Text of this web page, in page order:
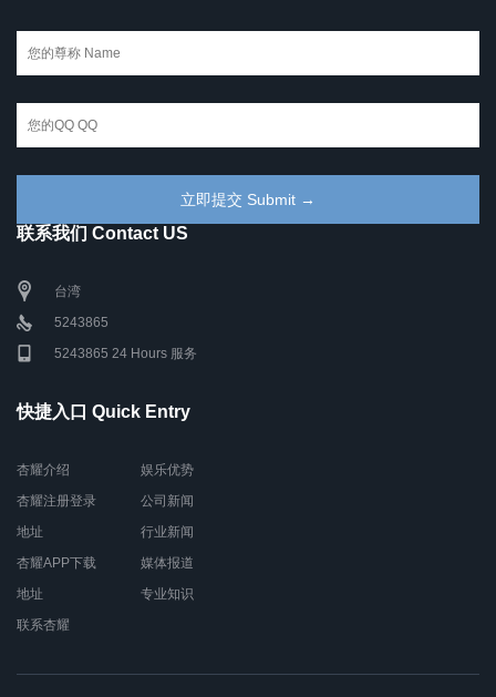
联系我们 Contact US
台湾
5243865
5243865 24 Hours 服务
快捷入口 Quick Entry
杏耀介绍
杏耀注册登录
地址
杏耀APP下载
地址
联系杏耀
娱乐优势
公司新闻
行业新闻
媒体报道
专业知识